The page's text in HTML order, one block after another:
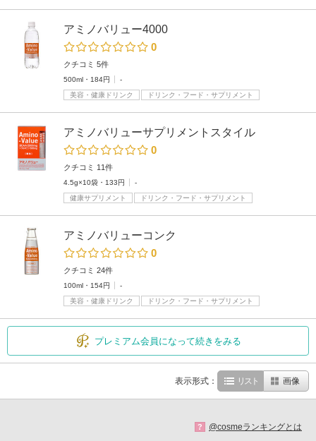
アミノバリュー4000
0
クチコミ 5件
500ml・184円
-
美容・健康ドリンク
ドリンク・フード・サプリメント
アミノバリューサプリメントスタイル
0
クチコミ 11件
4.5g×10袋・133円
-
健康サプリメント
ドリンク・フード・サプリメント
アミノバリューコンク
0
クチコミ 24件
100ml・154円
-
美容・健康ドリンク
ドリンク・フード・サプリメント
プレミアム会員になって続きをみる
表示形式： リスト 画像
? @cosmeランキングとは